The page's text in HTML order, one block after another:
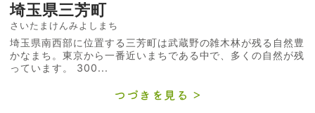
埼玉県三芳町
さいたまけんみよしまち
埼玉県南西部に位置する三芳町は武蔵野の雑木林が残る自然豊
かなまち。東京から一番近いまちである中で、多くの自然が残
っています。 300...
つづきを見る